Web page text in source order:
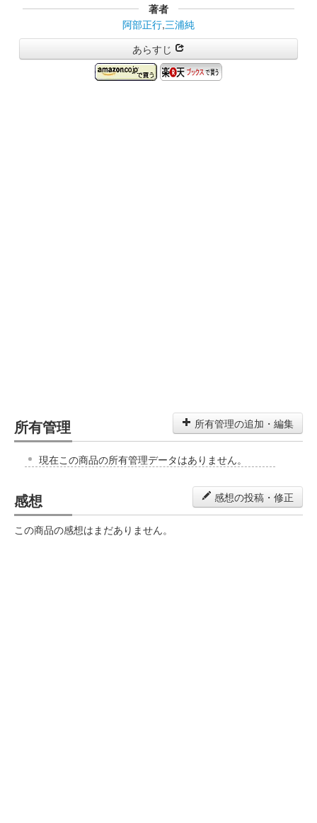
著者
阿部正行,三浦純
あらすじ
所有管理 所有管理の追加・編集
現在この商品の所有管理データはありません。
感想 感想の投稿・修正
この商品の感想はまだありません。